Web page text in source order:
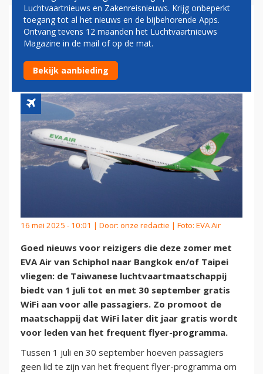
EVA AIR BIEDT DEZE ZOMER
GRATIS WIFI AAN ALLE
PASSAGIERS
16 mei 2025 - 10:01 | Door: onze redactie | Foto: EVA Air
Goed nieuws voor reizigers die deze zomer met
EVA Air van Schiphol naar Bangkok en/of Taipei
vliegen: de Taiwanese luchtvaartmaatschappij
biedt van 1 juli tot en met 30 september gratis
WiFi aan voor alle passagiers. Zo promoot de
maatschappij dat WiFi later dit jaar gratis wordt
voor leden van het frequent flyer-programma.
Tussen 1 juli en 30 september hoeven passagiers
geen lid te zijn van het frequent flyer-programma om
Luchtvaartnieuws en Zakenreisnieuws. Krijg onbeperkt
toegang tot al het nieuws en de bijbehorende Apps.
Ontvang tevens 12 maanden het Luchtvaartnieuws
Magazine in de mail of op de mat.
Bekijk aanbieding